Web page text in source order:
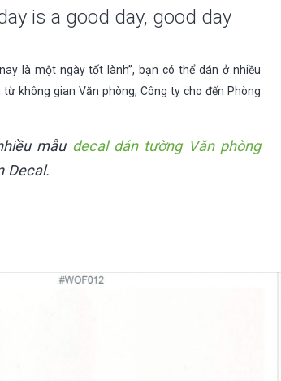
is a good day, good day
là một ngày tốt lành”, bạn có thể dán ở nhiều
không gian Văn phòng, Công ty cho đến Phòng
mẫu decal dán tường Văn phòng
Decal.